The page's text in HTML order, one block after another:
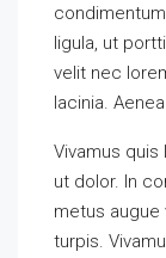
ligula, ut
velit nec
lacinia.
Vivamus
ut dolor. In
metus augue
turpis.